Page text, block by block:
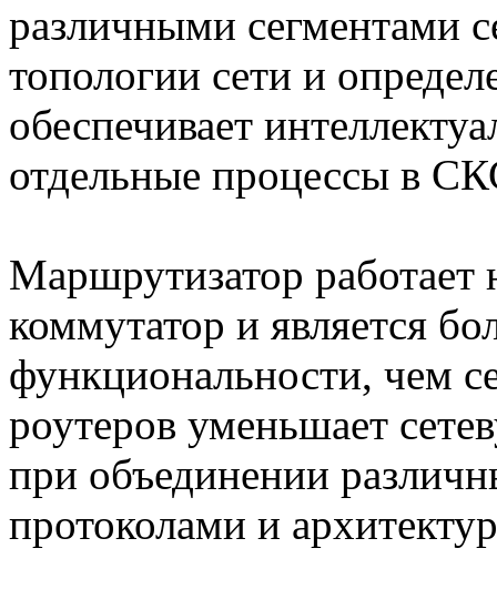
различными сегментами
топологии сети и
обеспечивает
отдельные процессы в
Маршрутизатор работает
коммутатор и является
функциональности, чем
роутеров уменьшает
при объединении
протоколами и